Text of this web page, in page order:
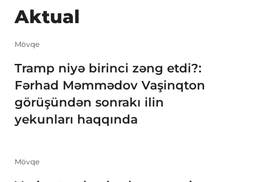
Aktual
Mövqe
Tramp niyə birinci zəng etdi?:
Fərhad Məmmədov Vaşinqton
görüşündən sonrakı ilin
yekunları haqqında
Mövqe